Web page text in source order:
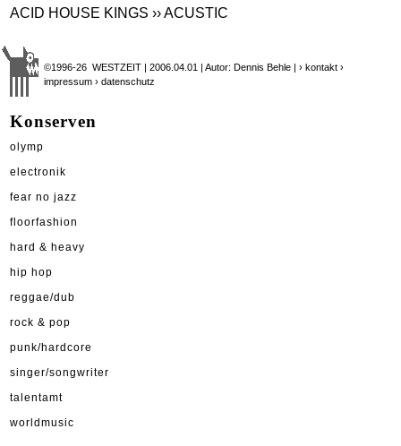
ACID HOUSE KINGS ›› ACUSTIC
©1996-26 WESTZEIT | 2006.04.01 | Autor: Dennis Behle |› kontakt ›
impressum › datenschutz
Konserven
olymp
electronik
fear no jazz
floorfashion
hard & heavy
hip hop
reggae/dub
rock & pop
punk/hardcore
singer/songwriter
talentamt
worldmusic